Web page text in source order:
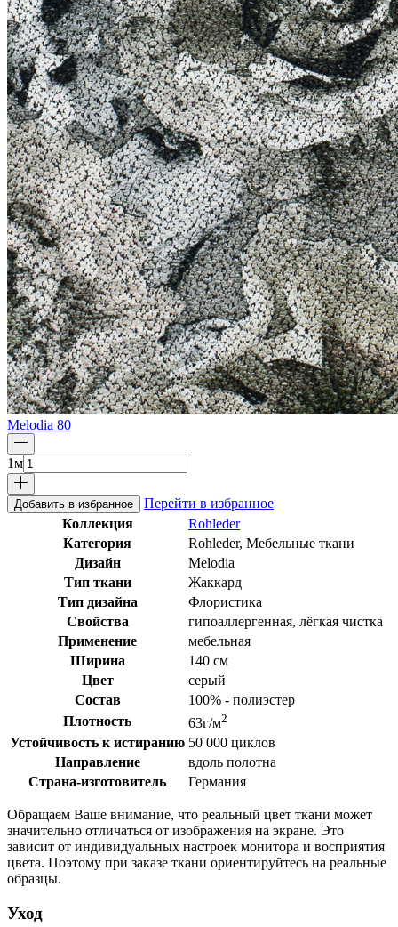
Melodia 80
1м
Добавить в избранное
Перейти в избранное
Коллекция
Rohleder
Категория
Rohleder, Мебельные ткани
Дизайн
Melodia
Тип ткани
Жаккард
Тип дизайна
Флористика
Свойства
гипоаллергенная, лёгкая чистка
Применение
мебельная
Ширина
140 см
Цвет
серый
Состав
100% - полиэстер
Плотность
63г/м2
Устойчивость к истиранию 50 000 циклов
Направление
вдоль полотна
Страна-изготовитель
Германия
Обращаем Ваше внимание, что реальный цвет ткани может
значительно отличаться от изображения на экране. Это
зависит от индивидуальных настроек монитора и восприятия
цвета. Поэтому при заказе ткани ориентируйтесь на реальные
образцы.
Уход